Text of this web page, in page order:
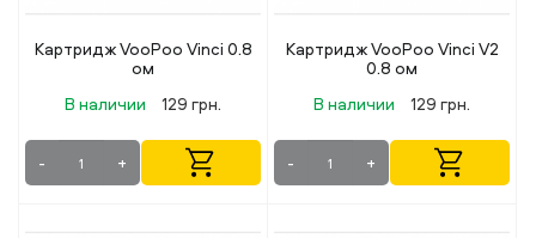
Картридж VooPoo Vinci 0.8
ом
В наличии
129 грн.
- +
Картридж VooPoo Vinci V2
0.8 ом
В наличии
129 грн.
- +